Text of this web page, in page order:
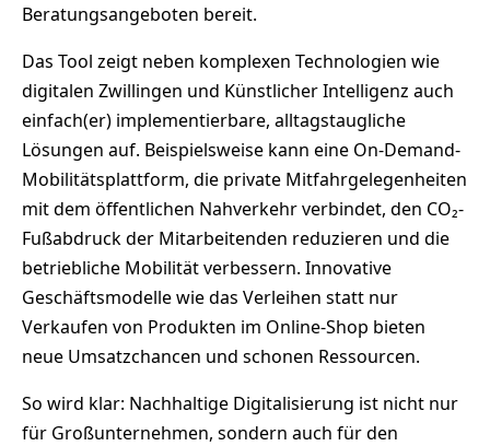
Beratungsangeboten bereit.
Das Tool zeigt neben komplexen Technologien wie
digitalen Zwillingen und Künstlicher Intelligenz auch
einfach(er) implementierbare, alltagstaugliche
Lösungen auf. Beispielsweise kann eine On-Demand-
Mobilitätsplattform, die private Mitfahrgelegenheiten
mit dem öffentlichen Nahverkehr verbindet, den CO₂-
Fußabdruck der Mitarbeitenden reduzieren und die
betriebliche Mobilität verbessern. Innovative
Geschäftsmodelle wie das Verleihen statt nur
Verkaufen von Produkten im Online-Shop bieten
neue Umsatzchancen und schonen Ressourcen.
So wird klar: Nachhaltige Digitalisierung ist nicht nur
für Großunternehmen, sondern auch für den